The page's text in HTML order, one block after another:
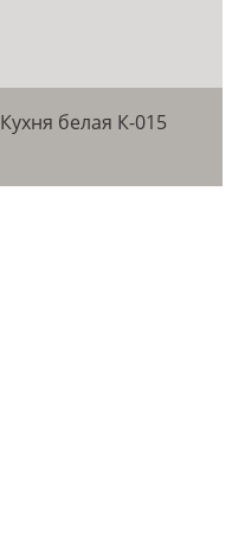
Кухня белая К-015